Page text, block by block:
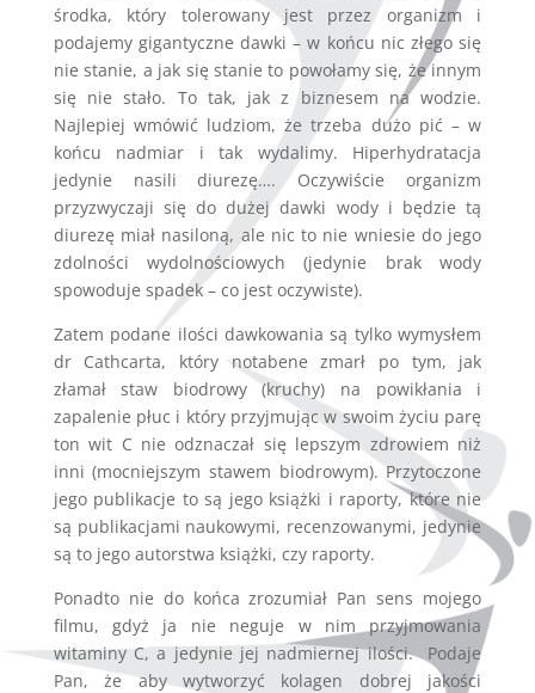
środka, który tolerowany jest przez organizm i
podajemy gigantyczne dawki – w końcu nic złego się
nie stanie, a jak się stanie to powołamy się, że innym
się nie stało. To tak, jak z biznesem na wodzie.
Najlepiej wmówić ludziom, że trzeba dużo pić – w
końcu nadmiar i tak wydalimy. Hiperhydratacja
jedynie nasili diurezę…. Oczywiście organizm
przyzwyczaji się do dużej dawki wody i będzie tą
diurezę miał nasiloną, ale nic to nie wniesie do jego
zdolności wydolnościowych (jedynie brak wody
spowoduje spadek – co jest oczywiste).
Zatem podane ilości dawkowania są tylko wymysłem
dr Cathcarta, który notabene zmarł po tym, jak
złamał staw biodrowy (kruchy) na powikłania i
zapalenie płuc i który przyjmując w swoim życiu parę
ton wit C nie odznaczał się lepszym zdrowiem niż
inni (mocniejszym stawem biodrowym). Przytoczone
jego publikacje to są jego książki i raporty, które nie
są publikacjami naukowymi, recenzowanymi, jedynie
są to jego autorstwa książki, czy raporty.
Ponadto nie do końca zrozumiał Pan sens mojego
filmu, gdyż ja nie neguje w nim przyjmowania
witaminy C, a jedynie jej nadmiernej ilości. Podaje
Pan, że aby wytworzyć kolagen dobrej jakości